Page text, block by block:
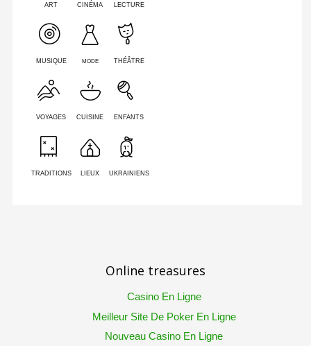
ART CINÉMA LECTURE
MUSIQUE MODE THÉÂTRE
VOYAGES CUISINE ENFANTS
TRADITIONS LIEUX UKRAINIENS
Online treasures
Casino En Ligne
Meilleur Site De Poker En Ligne
Nouveau Casino En Ligne